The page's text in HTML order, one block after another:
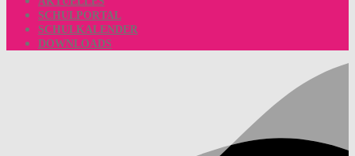
SCHULPORTAL
SCHULKALENDER
DOWNLOADS